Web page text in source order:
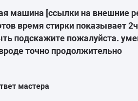
Варочные
Электроплиты
машина [ссылки на внешние
время стирки показывает
подскажите пожалуйста.
точно продолжительно
мастера